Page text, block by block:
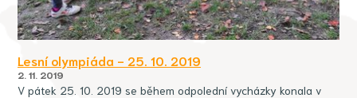
Lesní olympiáda - 25. 10. 2019
2. 11. 2019
V pátek 25. 10. 2019 se během odpolední vycházky konala v